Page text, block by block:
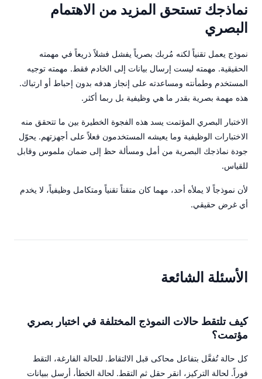
نماذجك تستحق المزيد من الاهتمام
البصري
نموذج يعمل تقنياً لكنه مُربك بصرياً يفشل فشلاً ذريعاً في مهمته
الحقيقية. مهمته ليست إرسال بيانات إلى الخادم فقط. مهمته توجيه
المستخدم وطمأنته ومساعدته على إنجاز هدفه بدون إحباط أو ارتباك.
هذه مهمة بصرية بقدر ما هي وظيفية بل ربما أكثر.
الاختبار البصري المؤتمت يسد هذه الفجوة الخطيرة بين ما تتحقق منه
الاختبارات الوظيفية وما يعيشه المستخدمون فعلاً على أجهزتهم. يحوّل
جودة نماذجك البصرية من أمل ومسألة حظ إلى ضمان ملموس وقابل
للقياس.
لأن نموذجاً لا يملأه أحد، مهما كان متقناً تقنياً ومتكامل وظيفياً، لا يخدم
أي غرض حقيقي.
الأسئلة الشائعة
كيف تلتقط حالات النموذج المختلفة في اختبار بصري
مؤتمت؟
كل حالة تُفعَّل بتفاعل محاكى قبل الالتقاط. للحالة الفارغة، التقط
فوراً. لحالة التركيز، انقر حقل ثم التقط. لحالة الخطأ، أرسل ببيانات